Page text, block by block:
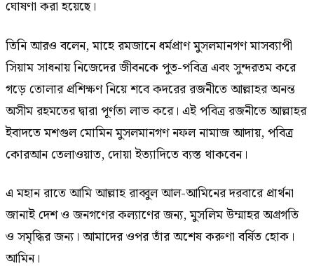
ঘোষণা করা হয়েছে।
তিনি আরও বলেন, মাহে রমজানে ধর্মপ্রাণ মুসলমানগণ মাসব্যাপী
সিয়াম সাধনায় নিজেদের জীবনকে পুত-পবিত্র এবং সুন্দরতম করে
গড়ে তোলার প্রশিক্ষণ নিয়ে শবে কদরের রজনীতে আল্লাহর অনন্ত
অসীম রহমতের দ্বারা পূর্ণতা লাভ করে। এই পবিত্র রজনীতে আল্লাহর
ইবাদতে মশগুল মোমিন মুসলমানগণ নফল নামাজ আদায়, পবিত্র
কোরআন তেলাওয়াত, দোয়া ইত্যাদিতে ব্যস্ত থাকবেন।
এ মহান রাতে আমি আল্লাহ রাব্বুল আল-আমিনের দরবারে প্রার্থনা
জানাই দেশ ও জনগণের কল্যাণের জন্য, মুসলিম উম্মাহর অগ্রগতি
ও সমৃদ্ধির জন্য। আমাদের ওপর তাঁর অশেষ করুণা বর্ষিত হোক।
আমিন।